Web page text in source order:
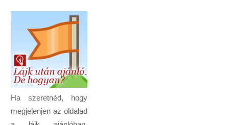
Ha szeretnéd, hogy
megjelenjen az oldalad